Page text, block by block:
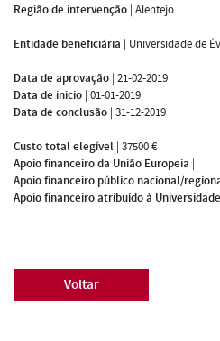
Região de intervenção | Alentejo
Entidade beneficiária | Universidade de
Data de aprovação | 21-02-2019
Data de inicio | 01-01-2019
Data de conclusão | 31-12-2019
Custo total elegível | 37500 €
Apoio financeiro da União Europeia |
Apoio financeiro público nacional/
Apoio financeiro atribuído à
Voltar